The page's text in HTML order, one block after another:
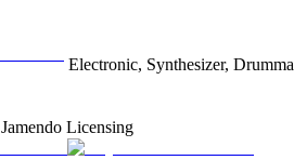
Electronic, Synthesizer,
Jamendo Licensing